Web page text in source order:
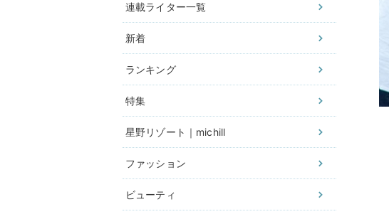
連載ライター一覧
新着
ランキング
特集
星野リゾート｜michill
ファッション
ビューティ